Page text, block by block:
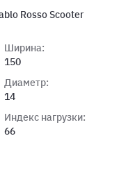
Rosso Scooter
Ширина:
150
Диаметр:
14
Индекс нагрузки:
66